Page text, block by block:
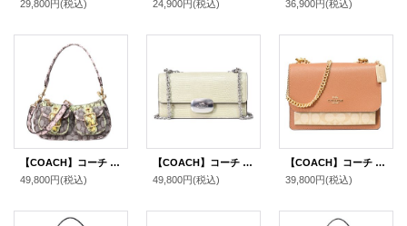
29,800円(税込)
24,900円(税込)
36,900円(税込)
【COACH】コーチ バッグ パイソン ジャガード レザー シグネチャー スネーク アシュトン バゲット 2way クロスボディ 斜め掛け ショルダー ハンドバッグ オークマルチ（日本未発売）
49,800円(税込)
【COACH】コーチ リザード レザー エライザ フラップ クロスボディ 斜め掛け チェーン ショルダーバッグ ペールグリーン（日本未発売）
49,800円(税込)
【COACH】コーチ バッグ コーティングキャンバス クロスグレインレザー シグネチャー クレア チェーン クロスボディ 2way 斜め掛け ショルダー バッグ ライトカーキ×ライトサドル（日本未発売）
39,800円(税込)